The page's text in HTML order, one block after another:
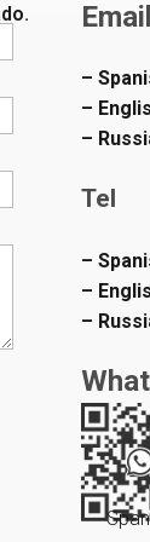
Email
–
–
–
Tel
–
–
–